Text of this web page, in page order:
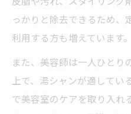
っかりと除去できるため、
利用する方も増えています。
また、美容師は一人ひとり
上で、湯シャンが適して
で美容室のケアを取り入れ